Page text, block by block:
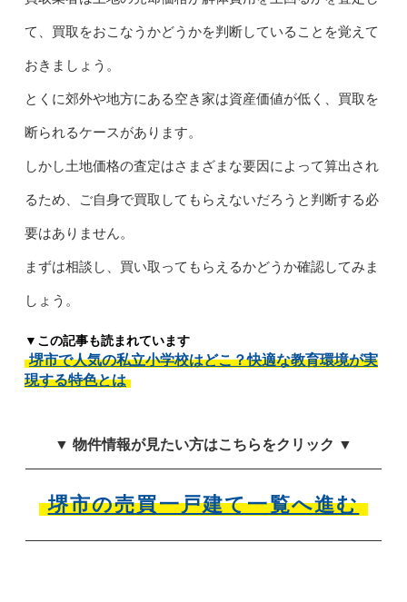
て、買取をおこなうかどうかを判断していることを覚えて
おきましょう。
とくに郊外や地方にある空き家は資産価値が低く、買取を
断られるケースがあります。
しかし土地価格の査定はさまざまな要因によって算出され
るため、ご自身で買取してもらえないだろうと判断する必
要はありません。
まずは相談し、買い取ってもらえるかどうか確認してみま
しょう。
▼この記事も読まれています
堺市で人気の私立小学校はどこ？快適な教育環境が実
現する特色とは
▼ 物件情報が見たい方はこちらをクリック ▼
堺市の売買一戸建て一覧へ進む